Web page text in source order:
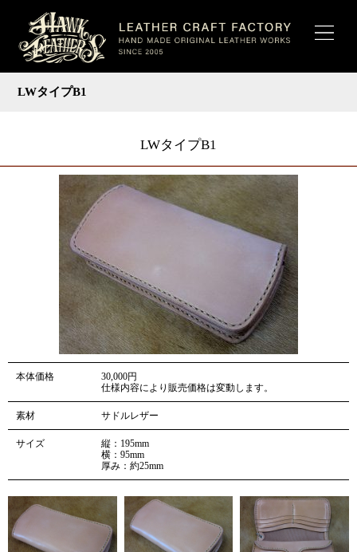
LWタイプB1
LWタイプB1
本体価格
30,000円
仕様内容により販売価格は変動します。
素材 サドルレザー
サイズ
縦：195mm
横：95mm
厚み：約25mm